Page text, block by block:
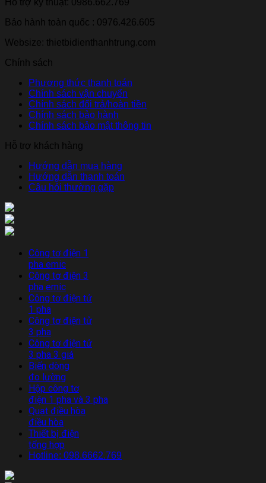
Hỗ trợ kỹ thuật: 0986.662.769
Bảo hành toàn quốc : 0976.426.605
Websize: thietbidienthanhtrung.com
Chính sách
Phương thức thanh toán
Chính sách vận chuyển
Chính sách đổi trả/hoàn tiền
Chính sách bảo hành
Chính sách bảo mật thông tin
Hỗ trợ khách hàng
Hướng dẫn mua hàng
Hướng dẫn thanh toán
Câu hỏi thường gặp
Công tơ điện 1
pha emic
Công tơ điện 3
pha emic
Công tơ điện tử
1 pha
Công tơ điện tử
3 pha
Công tơ điện tử
3 pha 3 giá
Biến dòng
đo lường
Hộp công tơ
điện 1 pha và 3 pha
Quạt điều hòa
điều hòa
Thiết bị điện
tổng hợp
Hotline: 098.6662.769